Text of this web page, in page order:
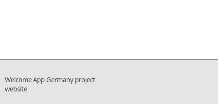
Welcome App Germany project
website